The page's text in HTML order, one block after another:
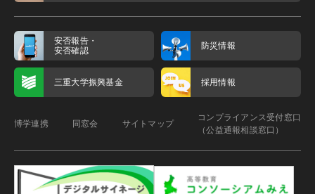
安否報告・
安否確認
防災情報
三重大学振興基金 採用情報
博学連携 同窓会 サイトマップ
コンプライアンス受付窓口
（公益通報相談窓口）